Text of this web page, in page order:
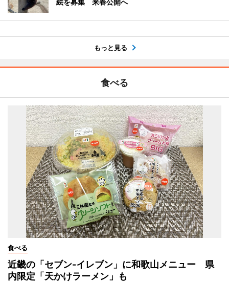
もっと見る
食べる
食べる
近畿の「セブン-イレブン」に和歌山メニュー 県
内限定「天かけラーメン」も